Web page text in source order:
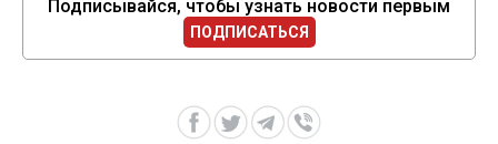
Подписывайся, чтобы узнать новости первым
ПОДПИСАТЬСЯ